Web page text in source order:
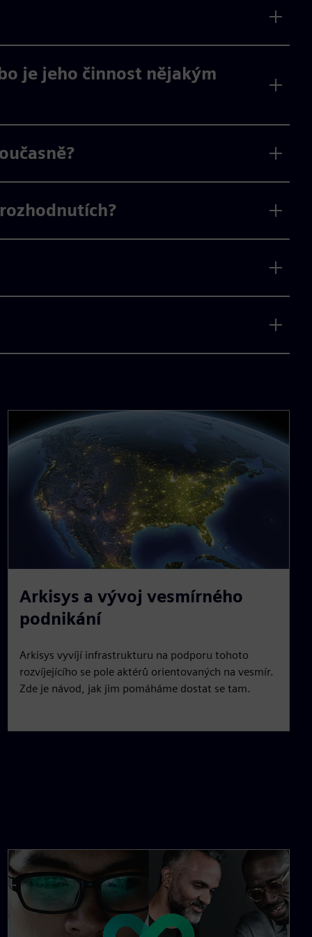
je jeho činnost nějakým
Arkisys a vývoj vesmírného
podnikání
Arkisys vyvíjí infrastrukturu na podporu tohoto
rozvíjejícího se pole aktérů orientovaných na vesmír.
Zde je návod, jak jim pomáháme dostat se tam.